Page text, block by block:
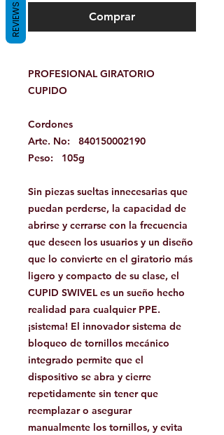
Comprar
PROFESIONAL GIRATORIO
CUPIDO
Cordones
Arte. No:
840150002190
Peso:
105g
Sin piezas sueltas innecesarias que
puedan perderse, la capacidad de
abrirse y cerrarse con la frecuencia
que deseen los usuarios y un diseño
que lo convierte en el giratorio más
ligero y compacto de su clase, el
CUPID SWIVEL es un sueño hecho
realidad para cualquier PPE.
¡sistema! El innovador sistema de
bloqueo de tornillos mecánico
integrado permite que el
dispositivo se abra y cierre
repetidamente sin tener que
reemplazar o asegurar
manualmente los tornillos, y evita
REVIEWS